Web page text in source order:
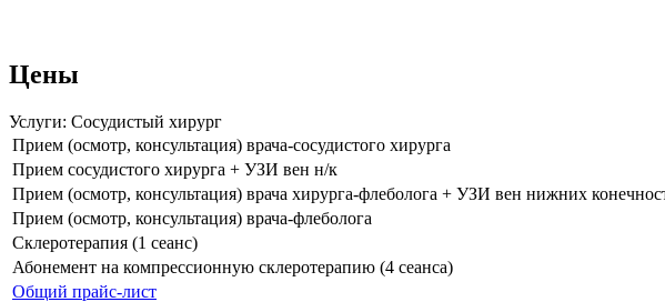
Цены
Услуги: Сосудистый хирург
Прием (осмотр, консультация) врача-сосудистого хирурга
Прием сосудистого хирурга + УЗИ вен н/к
Прием (осмотр, консультация) врача хирурга-флеболога + УЗИ вен нижних
Прием (осмотр, консультация) врача-флеболога
Склеротерапия (1 сеанс)
Абонемент на компрессионную склеротерапию (4 сеанса)
Общий прайс-лист